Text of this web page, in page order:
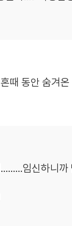
때 동안 숨겨
임신하니